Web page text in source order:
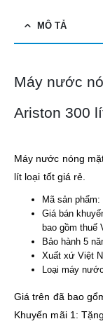
MÔ TẢ
Máy nước
Ariston 300
Máy nước nóng
lít loại tốt giá rẻ.
Mã sản phẩm:
Giá bán
bao gồm thuế
Bảo hành 5
Xuất xứ Việt
Loại máy
Giá trên đã bao
Khuyến mãi 1: